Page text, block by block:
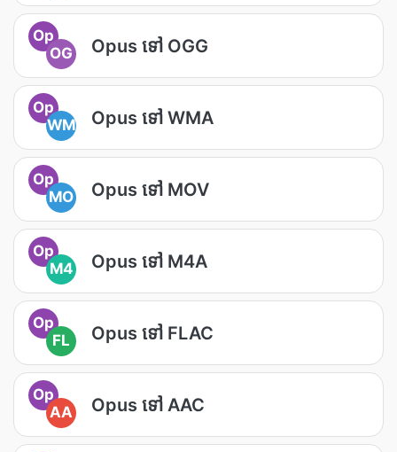
Op
OG
Opus ទៅ OGG
Op
WM
Opus ទៅ WMA
Op
MO
Opus ទៅ MOV
Op
M4
Opus ទៅ M4A
Op
FL
Opus ទៅ FLAC
Op
AA
Opus ទៅ AAC